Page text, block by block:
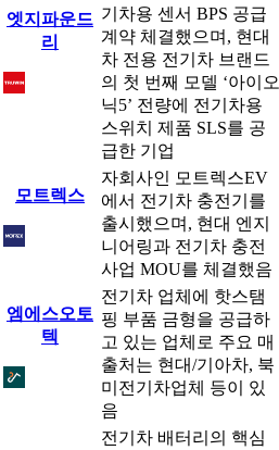
엣지파운드
리
기차용 센서 BPS 공급
계약 체결했으며, 현대
차 전용 전기차 브랜드
의 첫 번째 모델 ‘아이오
닉5’ 전량에 전기차용
스위치 제품 SLS를 공
급한 기업
모트렉스
자회사인 모트렉스EV
에서 전기차 충전기를
출시했으며, 현대 엔지
니어링과 전기차 충전
사업 MOU를 체결했음
엠에스오토
텍
전기차 업체에 핫스탬
핑 부품 금형을 공급하
고 있는 업체로 주요 매
출처는 현대/기아차, 북
미전기차업체 등이 있
음
전기차 배터리의 핵심